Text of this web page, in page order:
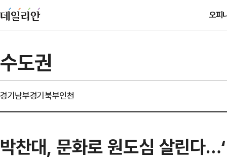
오피
수도권
경기남부경기북부인천
박찬대, 문화로 원도심 살린다